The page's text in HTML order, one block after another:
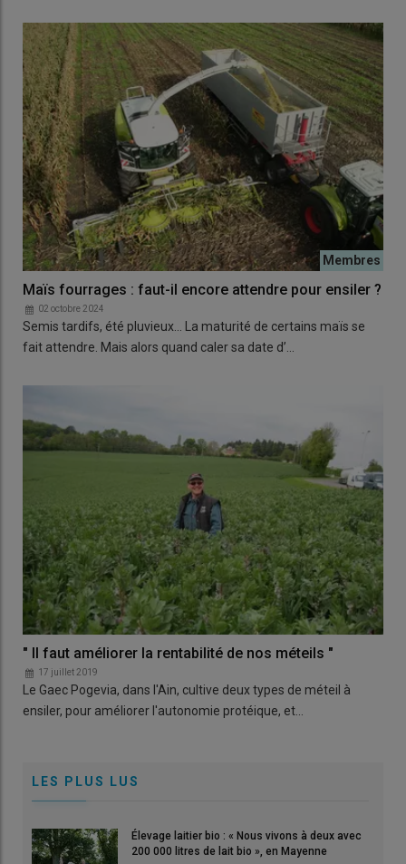
Maïs fourrages : faut-il encore attendre pour ensiler ?
02 octobre 2024
Semis tardifs, été pluvieux… La maturité de certains maïs se
fait attendre. Mais alors quand caler sa date d’…
" Il faut améliorer la rentabilité de nos méteils "
17 juillet 2019
Le Gaec Pogevia, dans l'Ain, cultive deux types de méteil à
ensiler, pour améliorer l'autonomie protéique, et…
LES PLUS LUS
Élevage laitier bio : « Nous vivons à deux avec
200 000 litres de lait bio », en Mayenne